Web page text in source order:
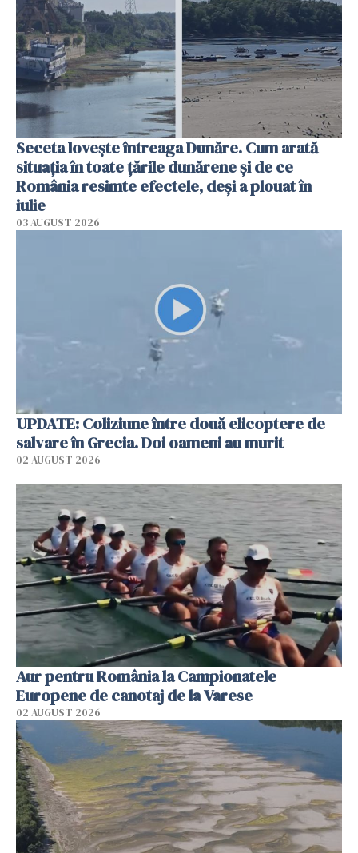
Seceta lovește întreaga Dunăre. Cum arată
situația în toate țările dunărene și de ce
România resimte efectele, deși a plouat în
iulie
03 AUGUST 2026
UPDATE: Coliziune între două elicoptere de
salvare în Grecia. Doi oameni au murit
02 AUGUST 2026
Aur pentru România la Campionatele
Europene de canotaj de la Varese
02 AUGUST 2026